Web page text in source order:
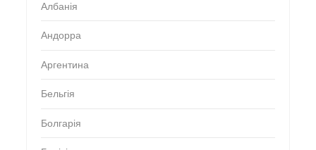
Албанія
Андорра
Аргентина
Бельгія
Болгарія